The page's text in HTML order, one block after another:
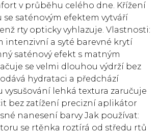
v průběhu celého dne. Křížení
se saténovým efektem vytváří
rty opticky vyhlazuje. Vlastnosti:
intenzivní a syté barevné krytí
saténový efekt s matným
se velmi dlouhou výdrží bez
hydrataci a předchází
lehká textura zaručuje
bez zatížení precizní aplikátor
nanesení barvy Jak používat:
se rtěnka roztírá od středu rtů